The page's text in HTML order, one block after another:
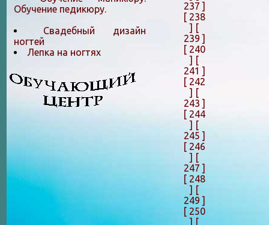
237 ]
[ 238
] [
239 ]
[ 240
] [
241 ]
[ 242
] [
243 ]
[ 244
] [
245 ]
[ 246
] [
247 ]
[ 248
] [
249 ]
[ 250
] [
Обучение педикюру.
Свадебный дизайн
ногтей
Лепка на ногтяx